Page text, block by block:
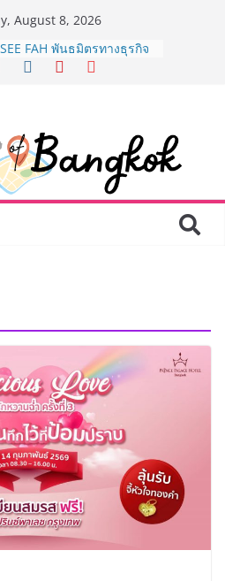
August 8, 2026
FAH พันธมิตรทางธุรกิจ
า 20 ปี ต่อยอดเสิร์ฟความ
CONNECT 2026” ยก
ณฑ์ท้องถิ่นสู่ตลาดเชิง
งยั่งยืน
จัดศึกคนดังสายเกม ไทย
นส์ ใน “Rise of the Tenth
รียนเพียงเพื่อก้าวเข้าสู่
เท่านั้น แต่ยังเตรียมพวก
เป็นผู้กำหนดอนาคต”
” รวมพลังนักธุรกิจทั่ว
ประชุมใหญ่แห่งปี พบ CEO
น์” ถ่ายทอดวิสัยทัศน์ธุรกิจ
เสิร์ต “โชค รถแห่” ยกวง